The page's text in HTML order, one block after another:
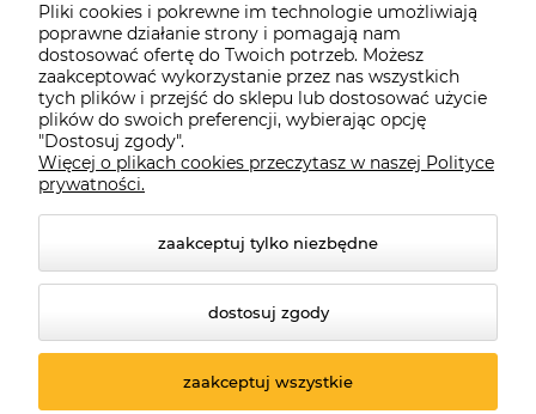
© 2026 suprabike.pl. Wszelkie prawa zastrzeżone.
Styl graficzny ShopGadget.pl Sklep internetowy Shoper.pl
Pliki cookies i pokrewne im technologie umożliwiają
poprawne działanie strony i pomagają nam
dostosować ofertę do Twoich potrzeb. Możesz
zaakceptować wykorzystanie przez nas wszystkich
tych plików i przejść do sklepu lub dostosować użycie
plików do swoich preferencji, wybierając opcję
"Dostosuj zgody".
Więcej o plikach cookies przeczytasz w naszej Polityce
prywatności.
zaakceptuj tylko niezbędne
dostosuj zgody
zaakceptuj wszystkie